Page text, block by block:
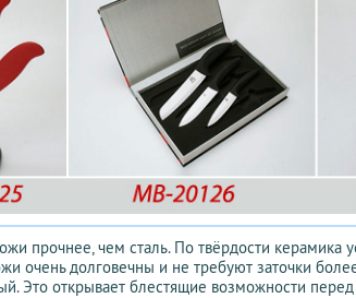
прочнее, чем сталь. По твёрдости керамика
очень долговечны и не требуют заточки
Это открывает блестящие возможности